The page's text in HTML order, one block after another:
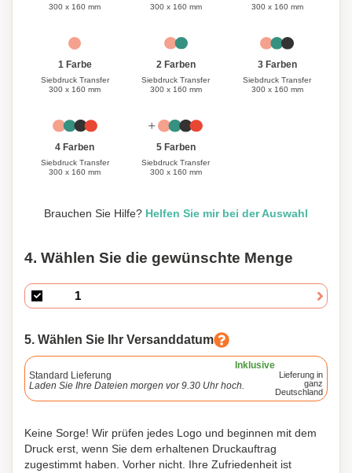
300 x 160 mm
300 x 160 mm
300 x 160 mm
1 Farbe
Siebdruck Transfer
300 x 160 mm
2 Farben
Siebdruck Transfer
300 x 160 mm
3 Farben
Siebdruck Transfer
300 x 160 mm
4 Farben
Siebdruck Transfer
300 x 160 mm
5 Farben
Siebdruck Transfer
300 x 160 mm
Brauchen Sie Hilfe? Helfen Sie mir bei der Auswahl
4. Wählen Sie die gewünschte Menge
5. Wählen Sie Ihr Versanddatum
Inklusive
Standard Lieferung
Laden Sie Ihre Dateien morgen vor 9.30 Uhr hoch.
Lieferung in
ganz
Deutschland
Keine Sorge! Wir prüfen jedes Logo und beginnen mit dem
Druck erst, wenn Sie dem erhaltenen Druckauftrag
zugestimmt haben. Vorher nicht. Ihre Zufriedenheit ist